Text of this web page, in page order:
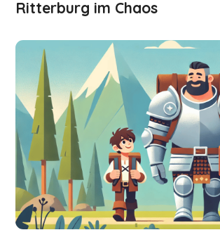
Ritterburg im Chaos